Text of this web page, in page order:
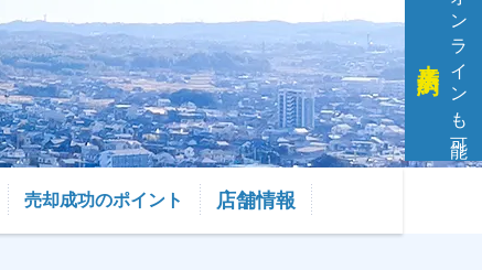
オンラインも可能
売却成功のポイント 店舗情報